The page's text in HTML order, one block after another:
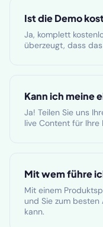
Ist die Demo
Ja, komplett
überzeugt, dass
Kann ich meine
Ja! Teilen Sie uns
live Content für Ihre
Mit wem führe
Mit einem
und Sie zum
kann.